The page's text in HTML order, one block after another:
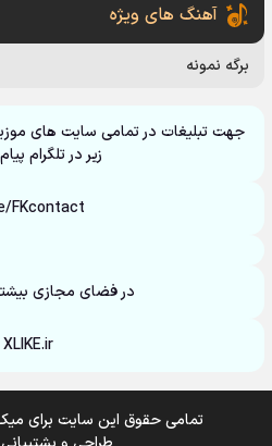
آهنگ های ویژه
برگه نمونه
جهت تبلیغات در تمامی سایت های
زیر در تلگرام
FKcontact
در فضای مجازی
XLIKE.ir
تمامی حقوق این سایت برای